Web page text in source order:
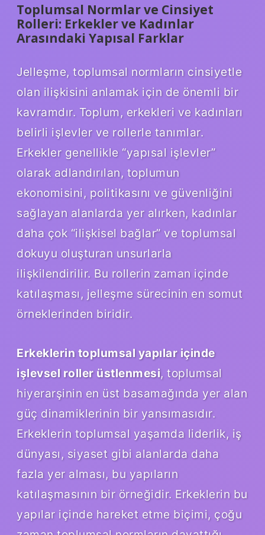
Toplumsal Normlar ve Cinsiyet
Rolleri: Erkekler ve Kadınlar
Arasındaki Yapısal Farklar
Jelleşme, toplumsal normların cinsiyetle
olan ilişkisini anlamak için de önemli bir
kavramdır. Toplum, erkekleri ve kadınları
belirli işlevler ve rollerle tanımlar.
Erkekler genellikle “yapısal işlevler”
olarak adlandırılan, toplumun
ekonomisini, politikasını ve güvenliğini
sağlayan alanlarda yer alırken, kadınlar
daha çok “ilişkisel bağlar” ve toplumsal
dokuyu oluşturan unsurlarla
ilişkilendirilir. Bu rollerin zaman içinde
katılaşması, jelleşme sürecinin en somut
örneklerinden biridir.
Erkeklerin toplumsal yapılar içinde
işlevsel roller üstlenmesi, toplumsal
hiyerarşinin en üst basamağında yer alan
güç dinamiklerinin bir yansımasıdır.
Erkeklerin toplumsal yaşamda liderlik, iş
dünyası, siyaset gibi alanlarda daha
fazla yer alması, bu yapıların
katılaşmasının bir örneğidir. Erkeklerin bu
yapılar içinde hareket etme biçimi, çoğu